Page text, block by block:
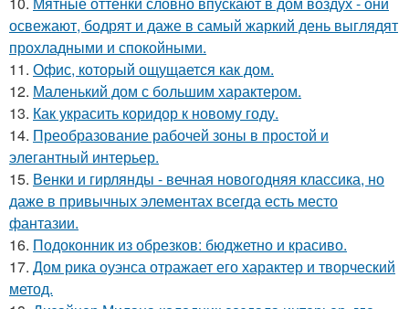
освежают, бодрят и даже в самый жаркий день выглядят
прохладными и спокойными.
11. Офис, который ощущается как дом.
12. Маленький дом с большим характером.
13. Как украсить коридор к новому году.
14. Преобразование рабочей зоны в простой и
элегантный интерьер.
15. Венки и гирлянды - вечная новогодняя классика, но
даже в привычных элементах всегда есть место
фантазии.
16. Подоконник из обрезков: бюджетно и красиво.
17. Дом рика оуэнса отражает его характер и творческий
метод.